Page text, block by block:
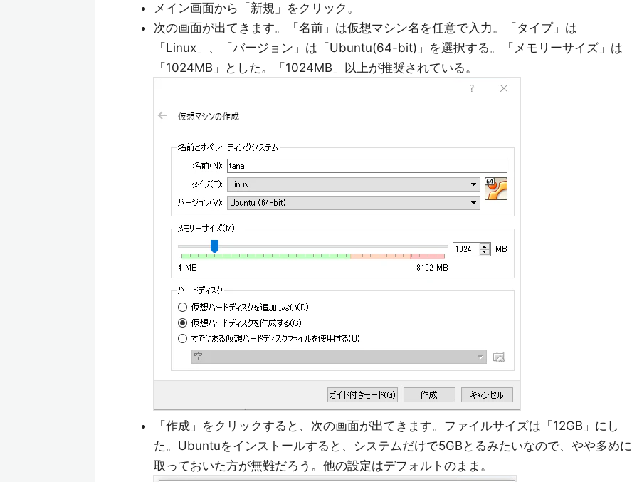
メイン画面から「新規」をクリック。
次の画面が出てきます。「名前」は仮想マシン名を任意で入力。「タイプ」は
「Linux」、「バージョン」は「Ubuntu(64-bit)」を選択する。「メモリーサイズ」は
「1024MB」とした。「1024MB」以上が推奨されている。
「作成」をクリックすると、次の画面が出てきます。ファイルサイズは「12GB」にし
た。Ubuntuをインストールすると、システムだけで5GBとるみたいなので、やや多めに
取っておいた方が無難だろう。他の設定はデフォルトのまま。